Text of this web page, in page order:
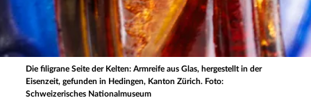
Die filigrane Seite der Kelten: Armreife aus Glas, hergestellt in der
Eisenzeit, gefunden in Hedingen, Kanton Zürich. Foto:
Schweizerisches Nationalmuseum